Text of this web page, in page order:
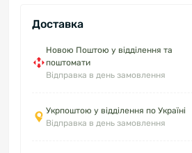
Доставка
Новою Поштою у відділення та
поштомати
Відправка в день замовлення
Укрпоштою у відділення по Україні
Відправка в день замовлення